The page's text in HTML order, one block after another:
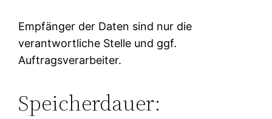
Empfänger der Daten sind nur die
verantwortliche Stelle und ggf.
Auftragsverarbeiter.
Speicherdauer: